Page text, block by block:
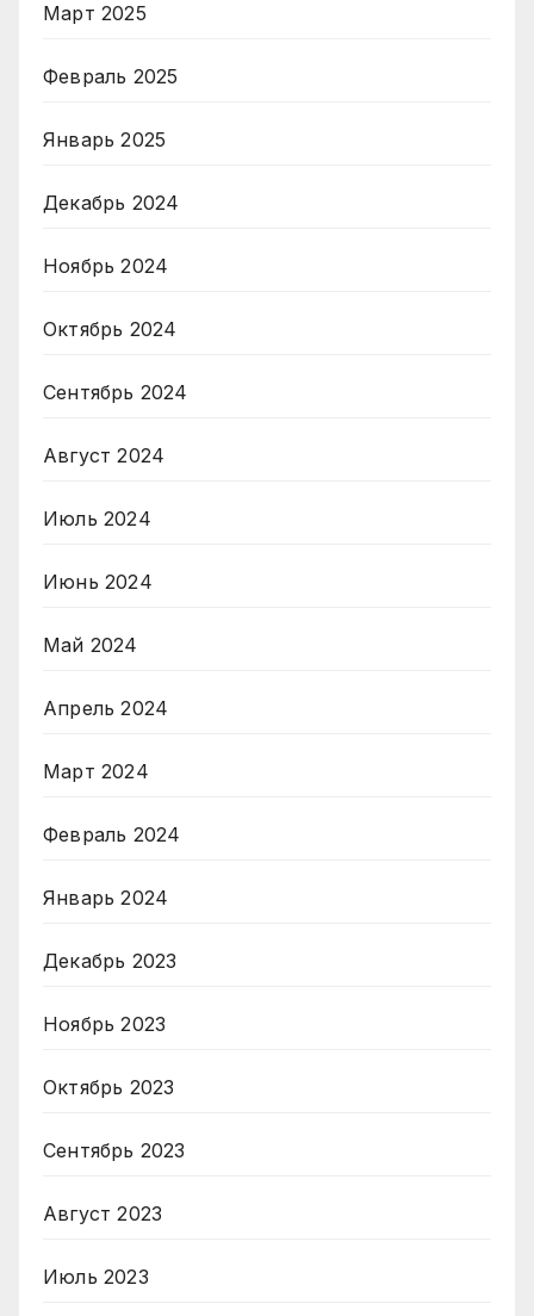
Март 2025
Февраль 2025
Январь 2025
Декабрь 2024
Ноябрь 2024
Октябрь 2024
Сентябрь 2024
Август 2024
Июль 2024
Июнь 2024
Май 2024
Апрель 2024
Март 2024
Февраль 2024
Январь 2024
Декабрь 2023
Ноябрь 2023
Октябрь 2023
Сентябрь 2023
Август 2023
Июль 2023